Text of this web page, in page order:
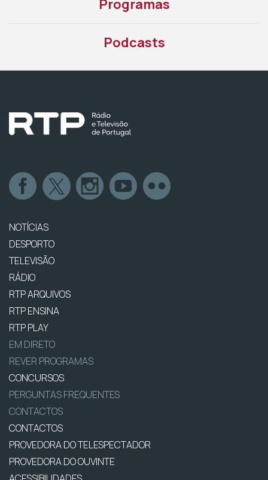
Programas
Podcasts
NOTÍCIAS
DESPORTO
TELEVISÃO
RÁDIO
RTP ARQUIVOS
RTP ENSINA
RTP PLAY
EM DIRETO
REVER PROGRAMAS
CONCURSOS
PERGUNTAS FREQUENTES
CONTACTOS
CONTACTOS
PROVEDORA DO TELESPECTADOR
PROVEDORA DO OUVINTE